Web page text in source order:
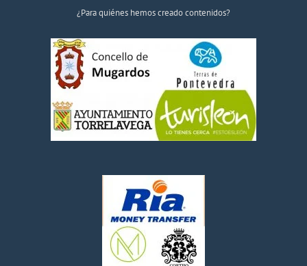
¿Para quiénes hemos creado contenidos?